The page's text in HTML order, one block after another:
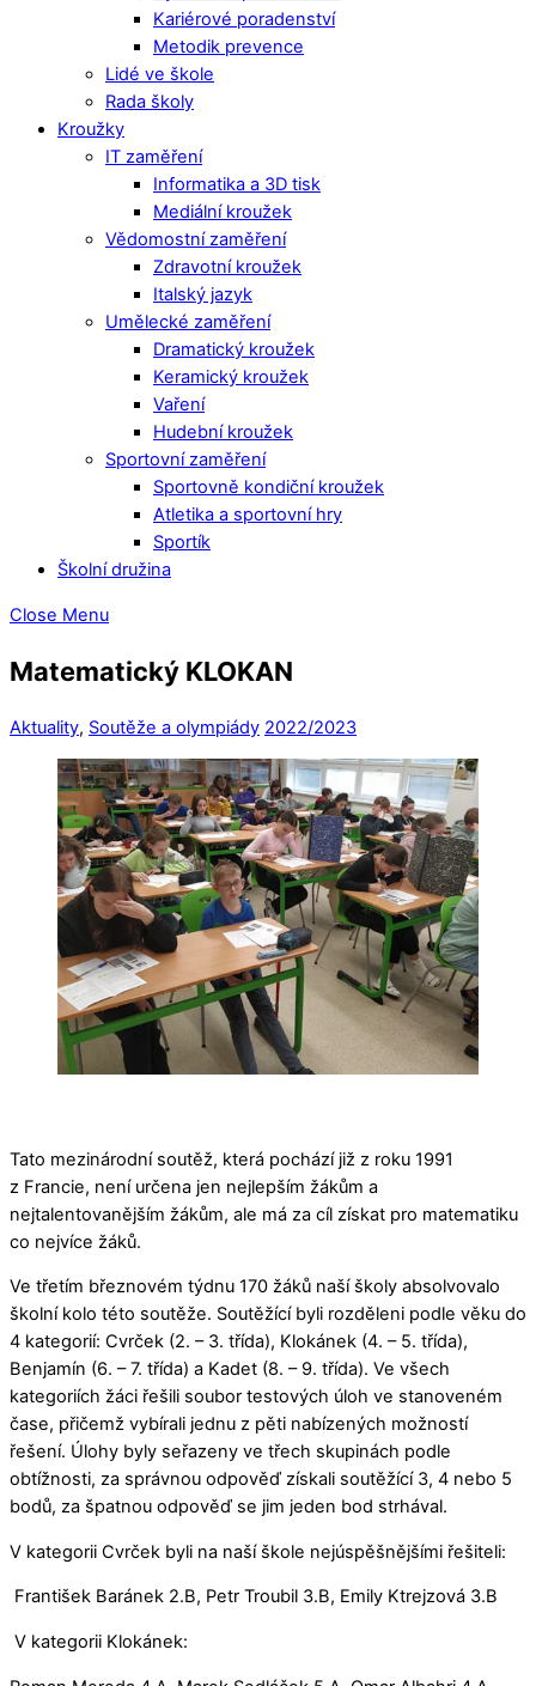
Kariérové poradenství
Metodik prevence
Lidé ve škole
Rada školy
Kroužky
IT zaměření
Informatika a 3D tisk
Mediální kroužek
Vědomostní zaměření
Zdravotní kroužek
Italský jazyk
Umělecké zaměření
Dramatický kroužek
Keramický kroužek
Vaření
Hudební kroužek
Sportovní zaměření
Sportovně kondiční kroužek
Atletika a sportovní hry
Sportík
Školní družina
Close Menu
Matematický KLOKAN
Aktuality, Soutěže a olympiády 2022/2023
Tato mezinárodní soutěž, která pochází již z roku 1991
z Francie, není určena jen nejlepším žákům a
nejtalentovanějším žákům, ale má za cíl získat pro matematiku
co nejvíce žáků.
Ve třetím březnovém týdnu 170 žáků naší školy absolvovalo
školní kolo této soutěže. Soutěžící byli rozděleni podle věku do
4 kategorií: Cvrček (2. – 3. třída), Klokánek (4. – 5. třída),
Benjamín (6. – 7. třída) a Kadet (8. – 9. třída). Ve všech
kategoriích žáci řešili soubor testových úloh ve stanoveném
čase, přičemž vybírali jednu z pěti nabízených možností
řešení. Úlohy byly seřazeny ve třech skupinách podle
obtížnosti, za správnou odpověď získali soutěžící 3, 4 nebo 5
bodů, za špatnou odpověď se jim jeden bod strhával.
V kategorii Cvrček byli na naší škole nejúspěšnějšími řešiteli:
František Baránek 2.B, Petr Troubil 3.B, Emily Ktrejzová 3.B
V kategorii Klokánek: